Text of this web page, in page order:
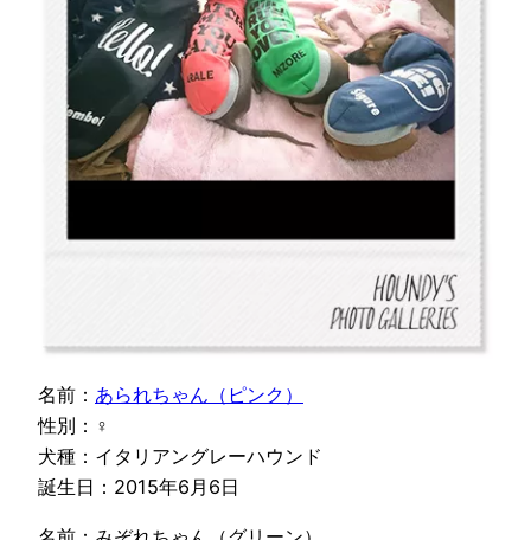
名前： あられちゃん（ピンク）
性別：♀
犬種：イタリアングレーハウンド
誕生日：2015年6月6日